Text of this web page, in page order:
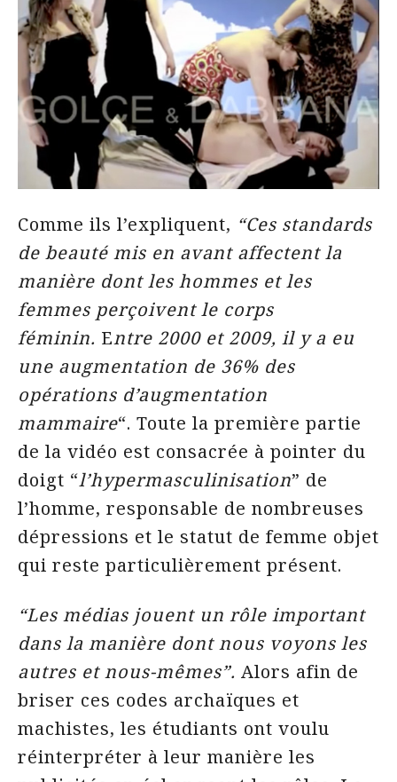
Comme ils l’expliquent, “Ces standards
de beauté mis en avant affectent la
manière dont les hommes et les
femmes perçoivent le corps
féminin. Entre 2000 et 2009, il y a eu
une augmentation de 36% des
opérations d’augmentation
mammaire“. Toute la première partie
de la vidéo est consacrée à pointer du
doigt “l’hypermasculinisation” de
l’homme, responsable de nombreuses
dépressions et le statut de femme objet
qui reste particulièrement présent.
“Les médias jouent un rôle important
dans la manière dont nous voyons les
autres et nous-mêmes”. Alors afin de
briser ces codes archaïques et
machistes, les étudiants ont voulu
réinterpréter à leur manière les